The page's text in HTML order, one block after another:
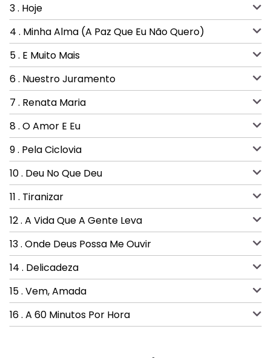
3 . Hoje
4 . Minha Alma (A Paz Que Eu Não Quero)
5 . E Muito Mais
6 . Nuestro Juramento
7 . Renata Maria
8 . O Amor E Eu
9 . Pela Ciclovia
10 . Deu No Que Deu
11 . Tiranizar
12 . A Vida Que A Gente Leva
13 . Onde Deus Possa Me Ouvir
14 . Delicadeza
15 . Vem, Amada
16 . A 60 Minutos Por Hora